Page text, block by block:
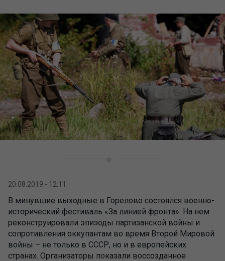
20.08.2019 - 12:11
В минувшие выходные в Горелово состоялся военно-
исторический фестиваль «За линией фронта». На нем
реконструировали эпизоды партизанской войны и
сопротивления оккупантам во время Второй Мировой
войны – не только в СССР, но и в европейских
странах. Организаторы показали воссозданное